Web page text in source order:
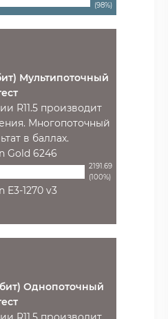
(98%)
Мультипоточный
R11.5 производит
Многопоточный
в баллах.
Gold 6246
2191.69
(100%)
E3-1270 v3
Однопоточный